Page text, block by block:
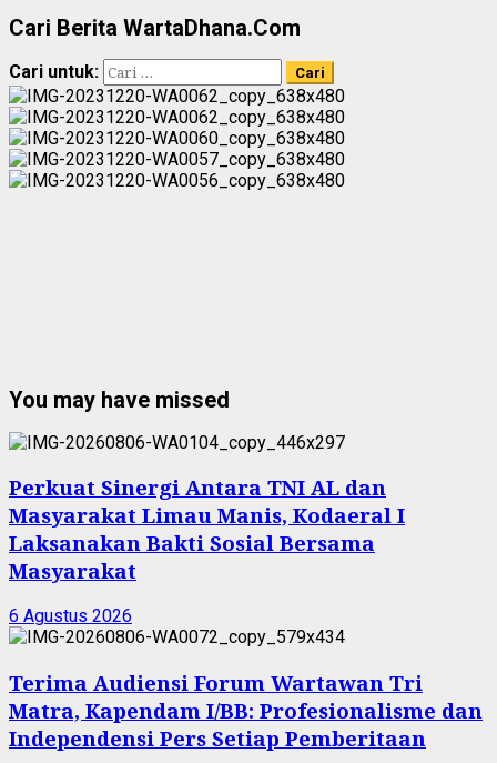
Cari Berita WartaDhana.Com
Cari untuk:
You may have missed
Perkuat Sinergi Antara TNI AL dan
Masyarakat Limau Manis, Kodaeral I
Laksanakan Bakti Sosial Bersama
Masyarakat
6 Agustus 2026
Terima Audiensi Forum Wartawan Tri
Matra, Kapendam I/BB: Profesionalisme dan
Independensi Pers Setiap Pemberitaan